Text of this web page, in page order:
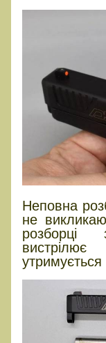
Неповна
не
утримується